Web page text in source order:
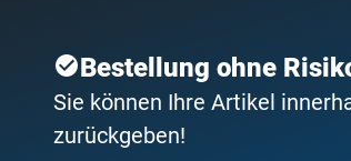
Bestellung ohne
Sie können Ihre Artikel
zurückgeben!